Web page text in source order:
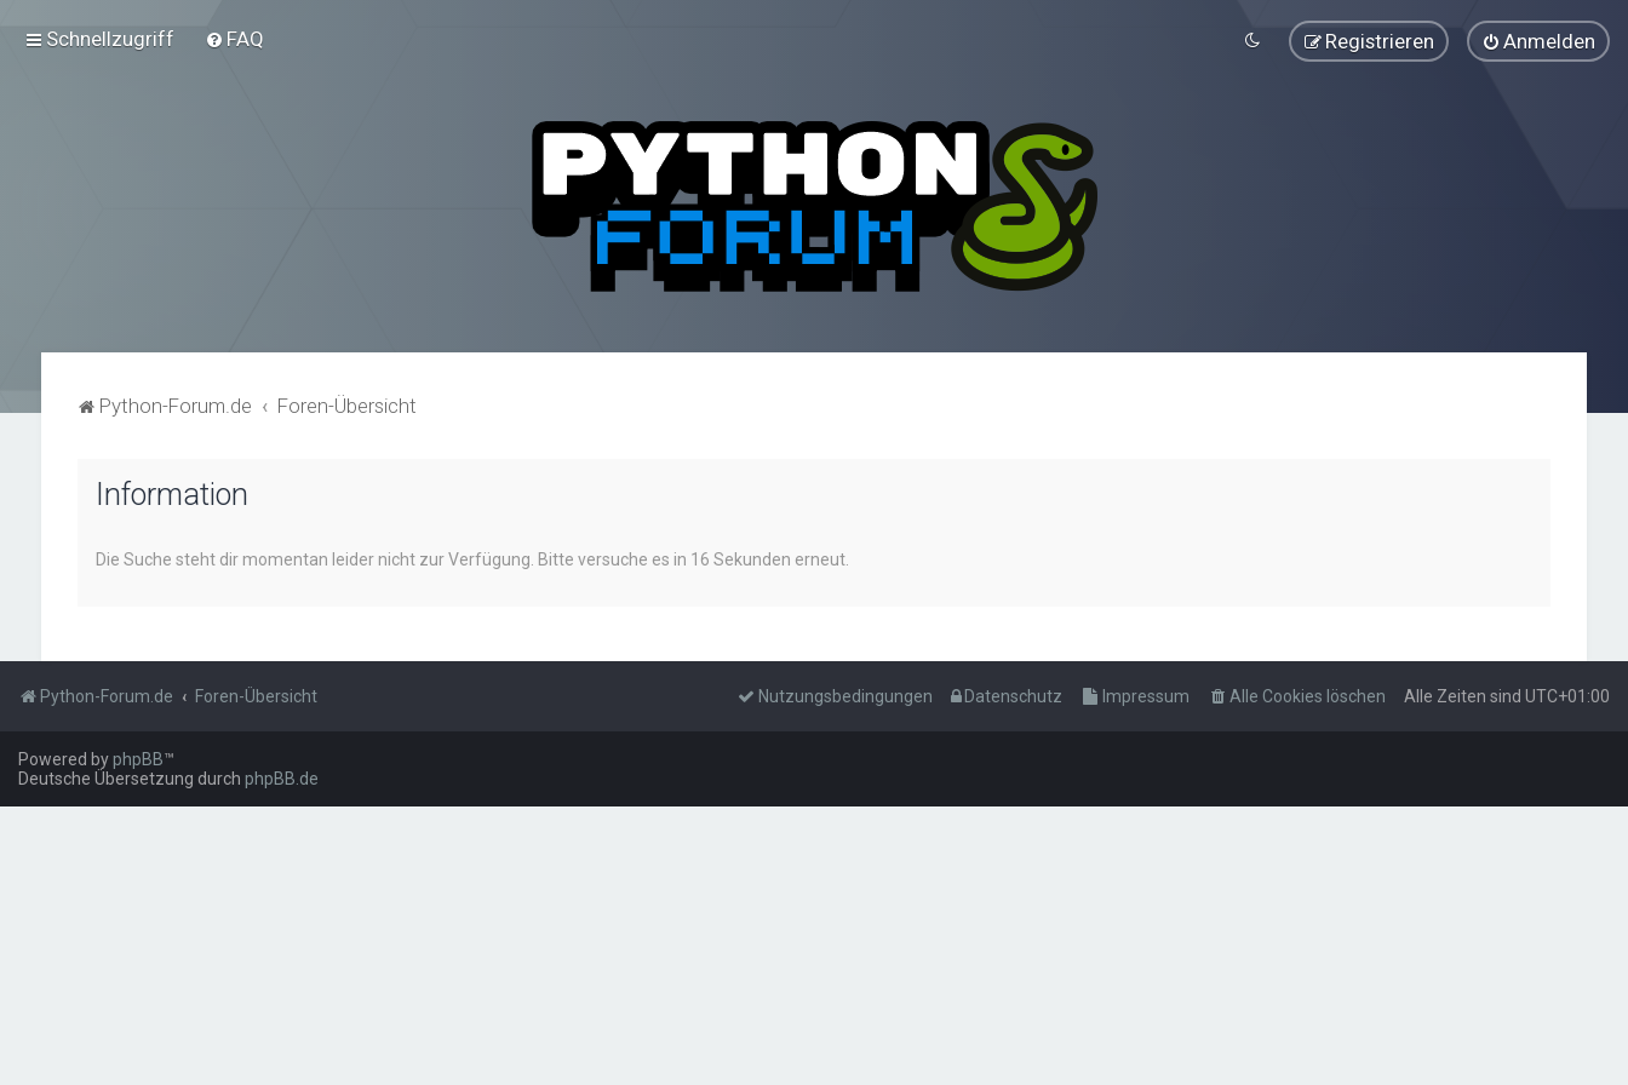
Schnellzugriff FAQ Anmelden
Registrieren
Python-Forum.de Foren-Übersicht
Information
Die Suche steht dir momentan leider nicht zur Verfügung. Bitte versuche es in 16 Sekunden erneut.
Python-Forum.de Foren-Übersicht Alle Zeiten sind UTC+01:00
Alle Cookies löschen
Impressum
Datenschutz
Nutzungsbedingungen
Powered byphpBB™
Deutsche Übersetzung durch phpBB.de